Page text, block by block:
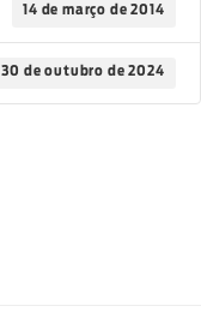
14 de março de 2014
30 de outubro de 2024